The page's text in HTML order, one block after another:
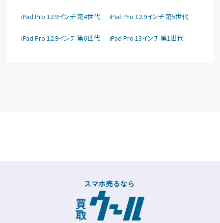
iPad Pro 12.9インチ 第4世代 iPad Pro 12.9インチ 第5世代
iPad Pro 12.9インチ 第6世代 iPad Pro 13インチ 第1世代